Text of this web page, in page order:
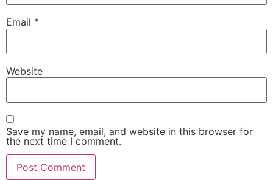
Email *
Website
Save my name, email, and website in this browser for
the next time I comment.